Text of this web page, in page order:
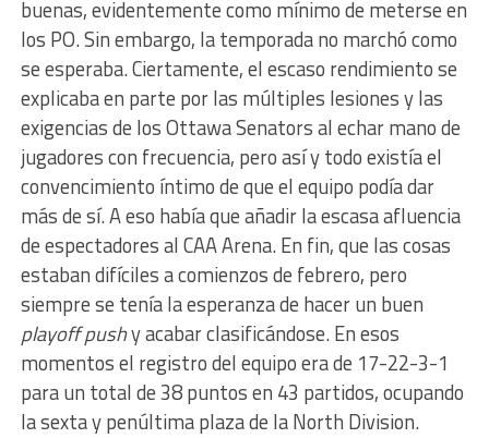
buenas, evidentemente como mínimo de meterse en
los PO. Sin embargo, la temporada no marchó como
se esperaba. Ciertamente, el escaso rendimiento se
explicaba en parte por las múltiples lesiones y las
exigencias de los Ottawa Senators al echar mano de
jugadores con frecuencia, pero así y todo existía el
convencimiento íntimo de que el equipo podía dar
más de sí. A eso había que añadir la escasa afluencia
de espectadores al CAA Arena. En fin, que las cosas
estaban difíciles a comienzos de febrero, pero
siempre se tenía la esperanza de hacer un buen
playoff pushy acabar clasificándose. En esos
momentos el registro del equipo era de 17-22-3-1
para un total de 38 puntos en 43 partidos, ocupando
la sexta y penúltima plaza de la North Division.